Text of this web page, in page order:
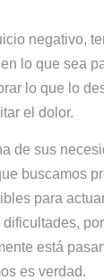
negativo,
lo que sea
lo que lo
el dolor.
de sus
buscamos
para
dificultades,
está
es verdad.